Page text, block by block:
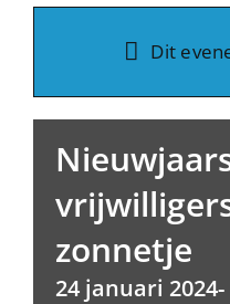
Vereniging
Nieuwsbrieven
Contact
Dit
zonnetje
24 januari 2024-